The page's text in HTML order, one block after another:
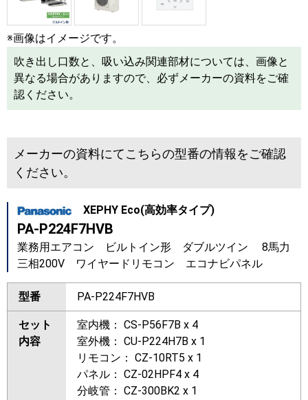
※画像はイメージです。
吹き出し口数と、吸い込み関連部材については、画像と
異なる場合がありますので、必ずメーカーの資料をご確
認ください。
メーカーの資料にてこちらの型番の情報をご確認
ください。
XEPHY Eco(高効率タイプ)
PA-P224F7HVB
業務用エアコン ビルトイン形 ダブルツイン 8馬力
三相200V ワイヤードリモコン エコナビパネル
型番 PA-P224F7HVB
セット
内容
室内機： CS-P56F7B x 4
室外機： CU-P224H7B x 1
リモコン： CZ-10RT5 x 1
パネル： CZ-02HPF4 x 4
分岐管： CZ-300BK2 x 1